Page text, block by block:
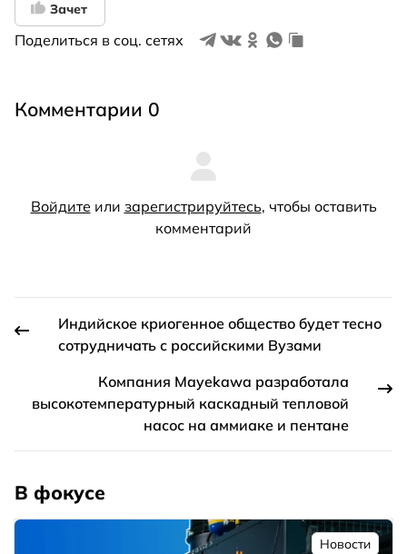
Зачет
Поделиться в соц. сетях
Комментарии 0
Войдите или зарегистрируйтесь, чтобы оставить
комментарий
Индийское криогенное общество будет тесно
сотрудничать с российскими Вузами
Компания Mayekawa разработала
высокотемпературный каскадный тепловой
насос на аммиаке и пентане
В фокусе
Новости